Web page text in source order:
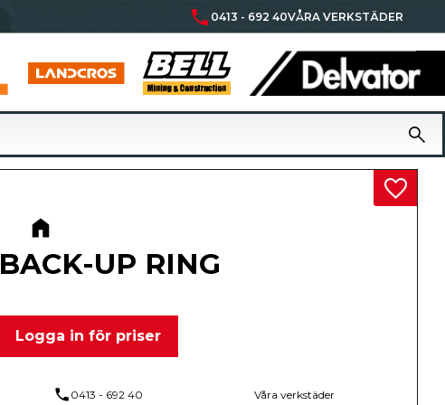
phone 0413 - 692 40VÅRA VERKSTÄDER
BACK-UP RING
Logga in för priser
Lägg
phone 0413 - 692 40 Våra verkstäder